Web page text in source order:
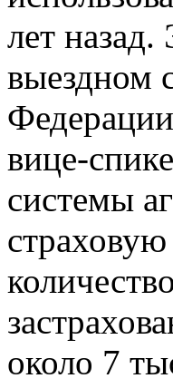
лет назад.
выездном
вице-
системы
около 7